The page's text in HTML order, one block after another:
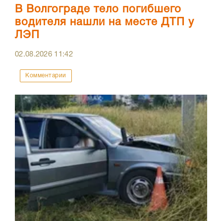
В Волгограде тело погибшего
водителя нашли на месте ДТП у
ЛЭП
02.08.2026 11:42
Комментарии